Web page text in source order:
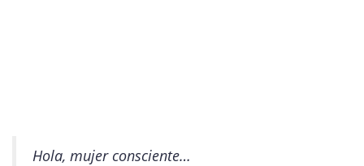
Hola, mujer consciente…